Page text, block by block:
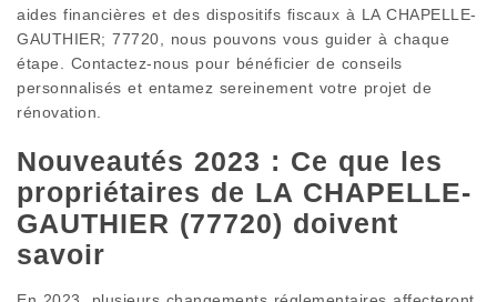
aides financières et des dispositifs fiscaux à LA CHAPELLE-
GAUTHIER; 77720, nous pouvons vous guider à chaque
étape. Contactez-nous pour bénéficier de conseils
personnalisés et entamez sereinement votre projet de
rénovation.
Nouveautés 2023 : Ce que les
propriétaires de LA CHAPELLE-
GAUTHIER (77720) doivent
savoir